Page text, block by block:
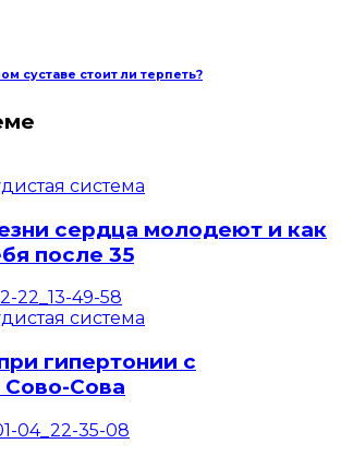
суставе стоит ли терпеть?
система
сердца молодеют и как
после 35
система
гипертонии с
Сова